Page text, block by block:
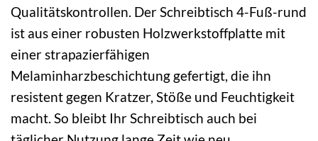
Qualitätskontrollen. Der Schreibtisch 4-Fuß-rund
ist aus einer robusten Holzwerkstoffplatte mit
einer strapazierfähigen
Melaminharzbeschichtung gefertigt, die ihn
resistent gegen Kratzer, Stöße und Feuchtigkeit
macht. So bleibt Ihr Schreibtisch auch bei